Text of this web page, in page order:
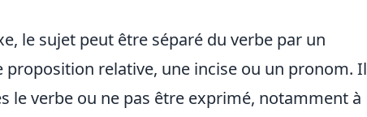
le sujet peut être séparé du verbe par un
relative, une incise ou un pronom. Il
le verbe ou ne pas être exprimé, notamment à